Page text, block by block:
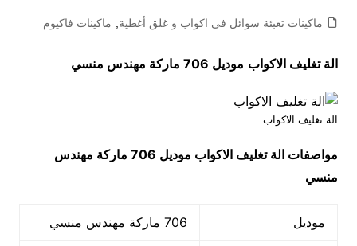
ماكينات تعبئة سوائل فى اكواب و غلق أغطية ماكينات فاكيوم
الة تغليف الاكواب موديل 706 ماركة مهندس منسي
الة تغليف الاكواب
مواصفات الة تغليف الاكواب
موديل 706 ماركة مهندس
منسي
موديل 706 ماركة مهندس منسي